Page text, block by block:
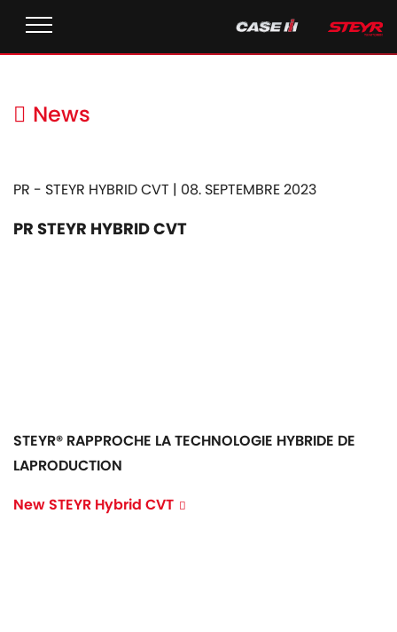
News
PR - STEYR HYBRID CVT | 08. SEPTEMBRE 2023
PR STEYR HYBRID CVT
STEYR® RAPPROCHE LA TECHNOLOGIE HYBRIDE DE
LAPRODUCTION
New STEYR Hybrid CVT